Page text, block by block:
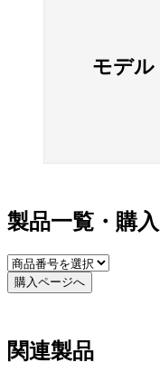
モデル
製品一覧・購
購入ページへ
関連製品